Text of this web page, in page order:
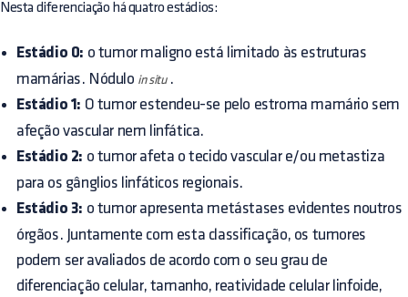
Nesta diferenciação há quatro estádios:
Estádio 0: o tumor maligno está limitado às estruturas
mamárias. Nódulo in situ.
Estádio 1: O tumor estendeu-se pelo estroma mamário sem
afeção vascular nem linfática.
Estádio 2: o tumor afeta o tecido vascular e/ou metastiza
para os gânglios linfáticos regionais.
Estádio 3: o tumor apresenta metástases evidentes noutros
órgãos. Juntamente com esta classificação, os tumores
podem ser avaliados de acordo com o seu grau de
diferenciação celular, tamanho, reatividade celular linfoide,